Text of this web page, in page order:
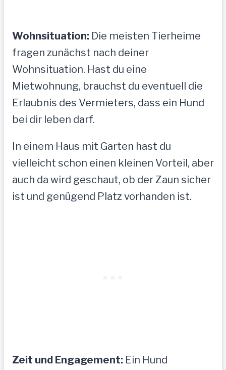
Wohnsituation: Die meisten Tierheime
fragen zunächst nach deiner
Wohnsituation. Hast du eine
Mietwohnung, brauchst du eventuell die
Erlaubnis des Vermieters, dass ein Hund
bei dir leben darf.
In einem Haus mit Garten hast du
vielleicht schon einen kleinen Vorteil, aber
auch da wird geschaut, ob der Zaun sicher
ist und genügend Platz vorhanden ist.
Zeit und Engagement: Ein Hund